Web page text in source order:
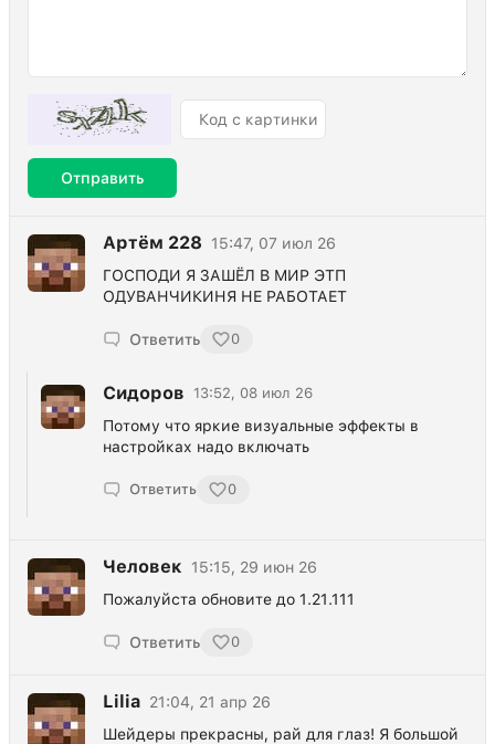
Отправить
Артём 228
15:47, 07 июл 26
ГОСПОДИ Я ЗАШЁЛ В МИР ЭТП
ОДУВАНЧИКИНЯ НЕ РАБОТАЕТ
Ответить 0
Сидоров 13:52, 08 июл 26
Потому что яркие визуальные эффекты в
настройках надо включать
Ответить 0
Человек
15:15, 29 июн 26
Пожалуйста обновите до 1.21.111
Ответить 0
Lilia 21:04, 21 апр 26
Шейдеры прекрасны, рай для глаз! Я большой